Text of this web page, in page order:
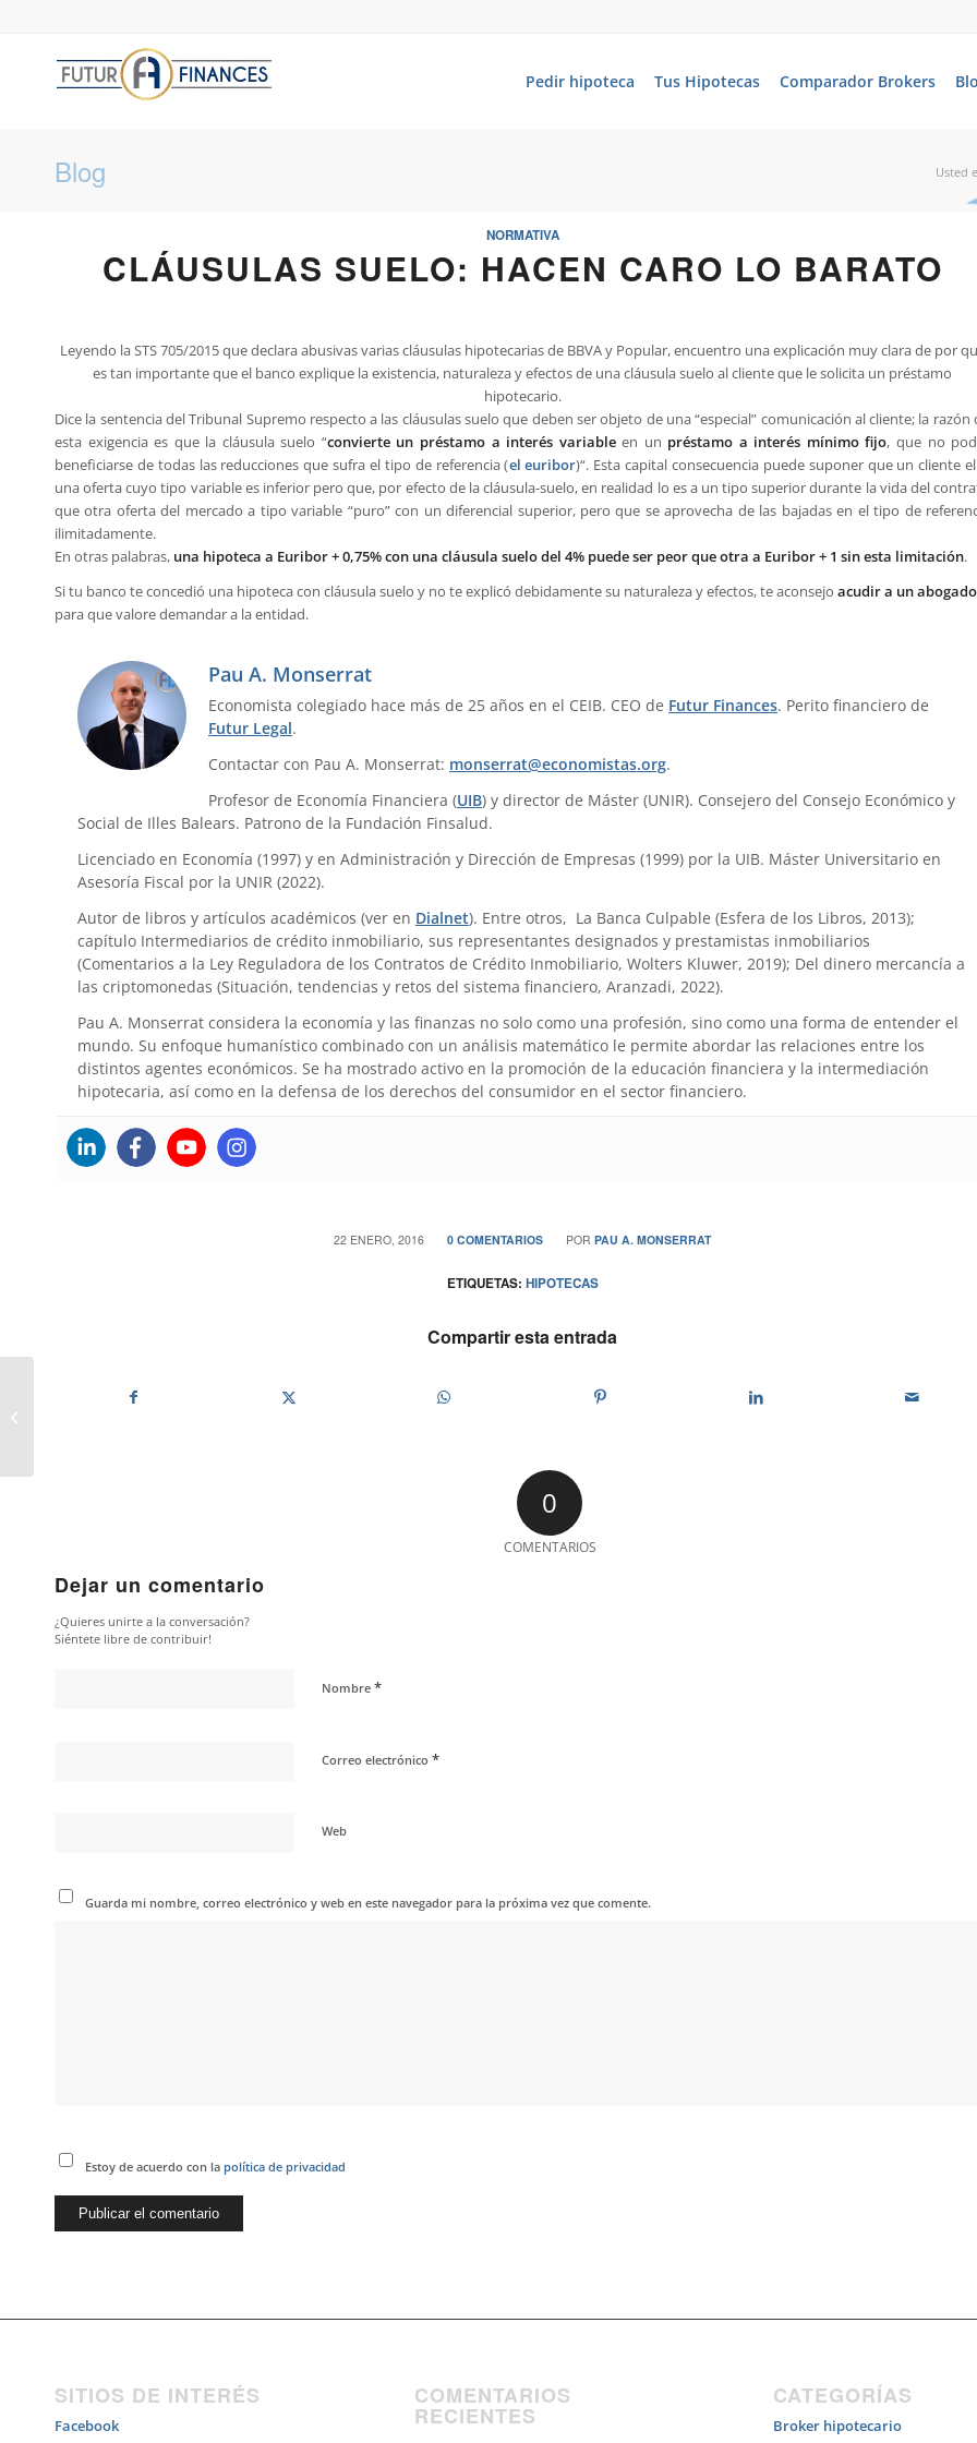
Pedir hipoteca Tus Hipotecas Comparador Brokers
Blog Usted
NORMATIVA
CLÁUSULAS SUELO: HACEN CARO LO BARATO
Leyendo la STS 705/2015 que declara abusivas varias cláusulas hipotecarias de BBVA y Popular, encuentro una explicación muy clara de por
es tan importante que el banco explique la existencia, naturaleza y efectos de una cláusula suelo al cliente que le solicita un préstamo
hipotecario.
Dice la sentencia del Tribunal Supremo respecto a las cláusulas suelo que deben ser objeto de una “especial” comunicación al cliente; la razón
esta exigencia es que la cláusula suelo “convierte un préstamo a interés variableen un préstamo a interés mínimo fijo, que no
beneficiarse de todas las reducciones que sufra el tipo de referencia (el euribor)“. Esta capital consecuencia puede suponer que un cliente
una oferta cuyo tipo variable es inferior pero que, por efecto de la cláusula-suelo, en realidad lo es a un tipo superior durante la vida del
que otra oferta del mercado a tipo variable “puro” con un diferencial superior, pero que se aprovecha de las bajadas en el tipo de
ilimitadamente.
En otras palabras, una hipoteca a Euribor + 0,75% con una cláusula suelo del 4% puede ser peor que otra a Euribor + 1 sin esta limitación.
Si tu banco te concedió una hipoteca con cláusula suelo y no te explicó debidamente su naturaleza y efectos, te aconsejo acudir a un abogado
para que valore demandar a la entidad.
Pau A. Monserrat
Economista colegiado hace más de 25 años en el CEIB. CEO de Futur Finances. Perito financiero de
Futur Legal.
Contactar con Pau A. Monserrat: monserrat@economistas.org.
Profesor de Economía Financiera (UIB) y director de Máster (UNIR). Consejero del Consejo Económico y
Social de Illes Balears. Patrono de la Fundación Finsalud.
Licenciado en Economía (1997) y en Administración y Dirección de Empresas (1999) por la UIB. Máster Universitario en
Asesoría Fiscal por la UNIR (2022).
Autor de libros y artículos académicos (ver en Dialnet). Entre otros, La Banca Culpable (Esfera de los Libros, 2013);
capítulo Intermediarios de crédito inmobiliario, sus representantes designados y prestamistas inmobiliarios
(Comentarios a la Ley Reguladora de los Contratos de Crédito Inmobiliario, Wolters Kluwer, 2019); Del dinero mercancía a
las criptomonedas (Situación, tendencias y retos del sistema financiero, Aranzadi, 2022).
Pau A. Monserrat considera la economía y las finanzas no solo como una profesión, sino como una forma de entender el
mundo. Su enfoque humanístico combinado con un análisis matemático le permite abordar las relaciones entre los
distintos agentes económicos. Se ha mostrado activo en la promoción de la educación financiera y la intermediación
hipotecaria, así como en la defensa de los derechos del consumidor en el sector financiero.
22 ENERO, 2016
/ 0 COMENTARIOS
/ PORPAU A. MONSERRAT
ETIQUETAS: HIPOTECAS
Compartir esta entrada
0
COMENTARIOS
Dejar un comentario
¿Quieres unirte a la conversación?
Siéntete libre de contribuir!
Nombre *
Correo electrónico *
Web
Guarda mi nombre, correo electrónico y web en este navegador para la próxima vez que comente.
Estoy de acuerdo con lapolítica de privacidad
SITIOS DE INTERÉS
Facebook
COMENTARIOS
RECIENTES
CATEGORÍAS
Broker hipotecario
Pistas para ahorrar en comisiones